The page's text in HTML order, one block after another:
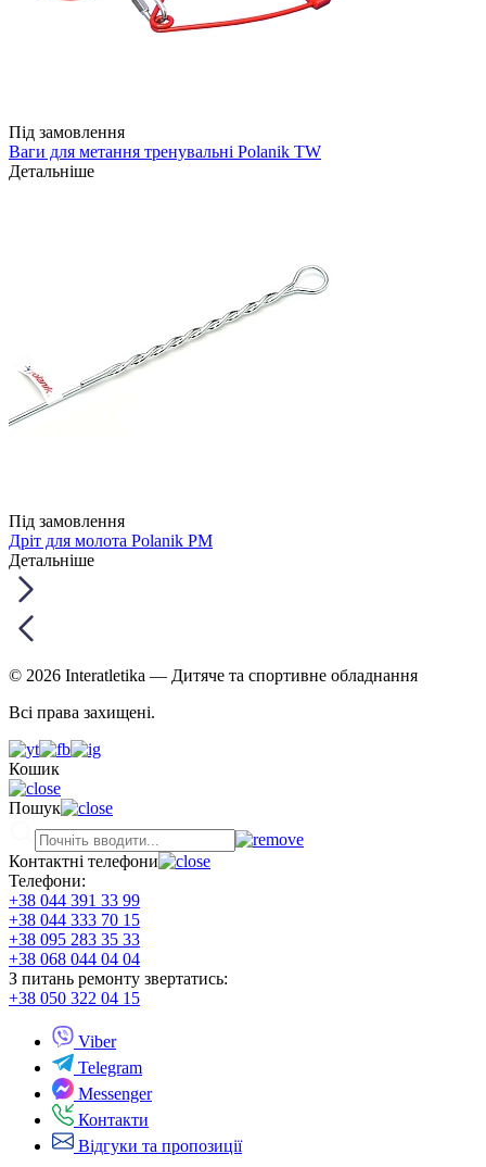
Під замовлення
Ваги для метання тренувальні Polanik TW
Детальніше
Під замовлення
Дріт для молота Polanik PM
Детальніше
© 2026 Interatletika — Дитяче та спортивне обладнання
Всі права захищені.
Кошик
Пошук
Контактні телефони
Телефони:
+38 044 391 33 99
+38 044 333 70 15
+38 095 283 35 33
+38 068 044 04 04
З питань ремонту звертатись:
+38 050 322 04 15
Viber
Telegram
Messenger
Контакти
Відгуки та пропозиції